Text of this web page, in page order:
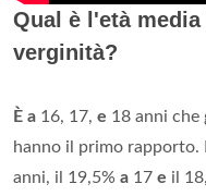
Qual è l'età
verginità?
È a 16, 17, e 18 anni che
hanno il primo rapporto.
anni, il 19,5% a 17 e il